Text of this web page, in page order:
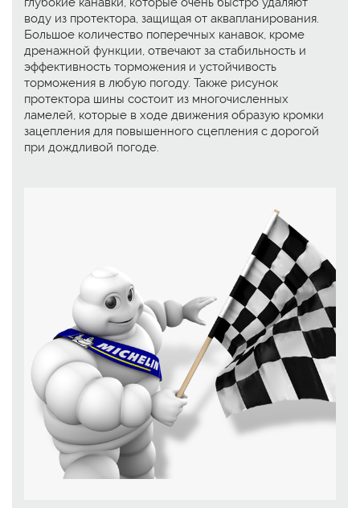
воду из протектора, защищая от аквапланирования.
Большое количество поперечных канавок, кроме
дренажной функции, отвечают за стабильность и
эффективность торможения и устойчивость
торможения в любую погоду. Также рисунок
протектора шины состоит из многочисленных
ламелей, которые в ходе движения образую кромки
зацепления для повышенного сцепления с дорогой
при дождливой погоде.